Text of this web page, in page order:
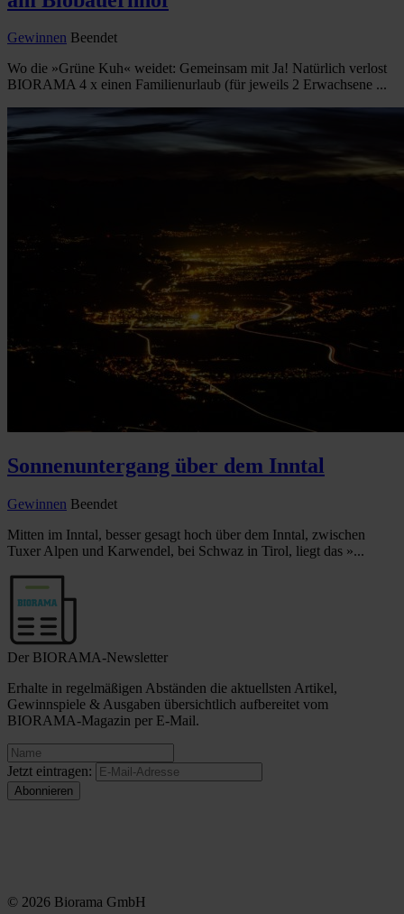
Gewinnen Beendet
Wo die »Grüne Kuh« weidet: Gemeinsam mit Ja! Natürlich verlost
BIORAMA 4 x einen Familienurlaub (für jeweils 2 Erwachsene ...
Sonnenuntergang über dem Inntal
Gewinnen Beendet
Mitten im Inntal, besser gesagt hoch über dem Inntal, zwischen
Tuxer Alpen und Karwendel, bei Schwaz in Tirol, liegt das »...
Der BIORAMA-Newsletter
Erhalte in regelmäßigen Abständen die aktuellsten Artikel,
Gewinnspiele & Ausgaben übersichtlich aufbereitet vom
BIORAMA-Magazin per E-Mail.
Jetzt eintragen:
© 2026 Biorama GmbH